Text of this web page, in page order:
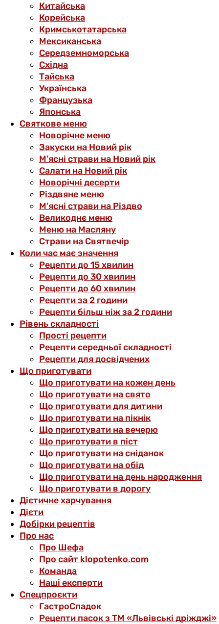
Китайська
Корейська
Кримськотатарська
Мексиканська
Середземноморська
Східна
Тайська
Українська
Французька
Японська
Святкове меню
Новорічне меню
Закуски на Новий рік
М’ясні страви на Новий рік
Салати на Новий рік
Новорічні десерти
Різдвяне меню
М’ясні страви на Різдво
Великоднє меню
Меню на Масляну
Страви на Святвечір
Коли час має значення
Рецепти до 15 хвилин
Рецепти до 30 хвилин
Рецепти до 60 хвилин
Рецепти за 2 години
Рецепти більш ніж за 2 години
Рівень складності
Прості рецепти
Рецепти середньої складності
Рецепти для досвідчених
Що приготувати
Що приготувати на кожен день
Що приготувати на свято
Що приготувати для дитини
Що приготувати на пікнік
Що приготувати на вечерю
Що приготувати в піст
Що приготувати на сніданок
Що приготувати на обід
Що приготувати на день народження
Що приготувати в дорогу
Дієтичне харчування
Дієти
Добірки рецептів
Про нас
Про Шефа
Про сайт klopotenko.com
Команда
Наші експерти
Спецпроєкти
ГастроСпадок
Рецепти пасок з ТМ «Львівські дріжджі»